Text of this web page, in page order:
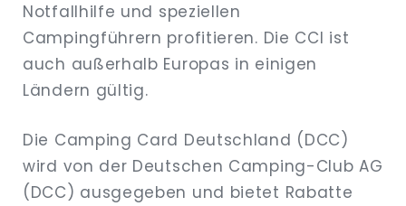
Notfallhilfe und speziellen
Campingführern profitieren. Die CCI ist
auch außerhalb Europas in einigen
Ländern gültig.
Die Camping Card Deutschland (DCC)
wird von der Deutschen Camping-Club AG
(DCC) ausgegeben und bietet Rabatte